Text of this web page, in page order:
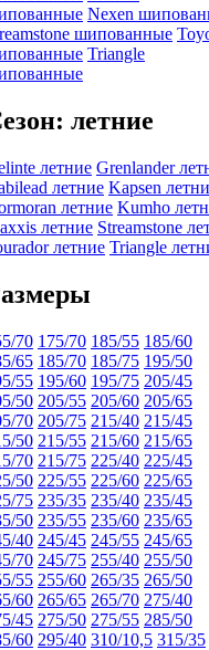
Nexen
шипованные
Triangle
летние
летние Grenlander
летние Kapsen
летние Kumho
летние Streamstone
летние Triangle
70 175/70 185/55 185/60
65 185/70 185/75 195/50
55 195/60 195/75 205/45
50 205/55 205/60 205/65
70 205/75 215/40 215/45
50 215/55 215/60 215/65
70 215/75 225/40 225/45
50 225/55 225/60 225/65
75 235/35 235/40 235/45
50 235/55 235/60 235/65
40 245/45 245/55 245/65
70 245/75 255/40 255/50
55 255/60 265/35 265/50
60 265/65 265/70 275/40
45 275/50 275/55 285/50
60 295/40 310/10,5 315/35